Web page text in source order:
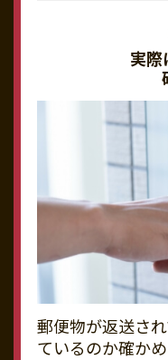
実際
郵便物が返送さ
ているのか確かめ